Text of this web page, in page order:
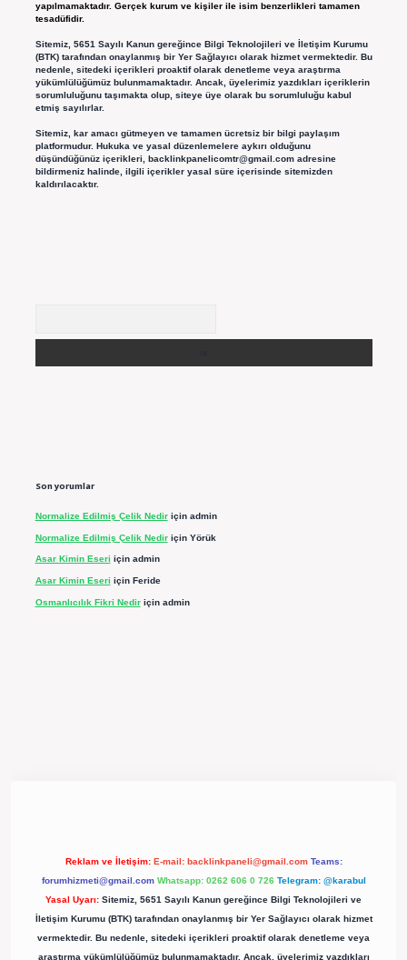
yapılmamaktadır. Gerçek kurum ve kişiler ile isim benzerlikleri tamamen
tesadüfidir.
Sitemiz, 5651 Sayılı Kanun gereğince Bilgi Teknolojileri ve İletişim Kurumu
(BTK) tarafından onaylanmış bir Yer Sağlayıcı olarak hizmet vermektedir. Bu
nedenle, sitedeki içerikleri proaktif olarak denetleme veya araştırma
yükümlülüğümüz bulunmamaktadır. Ancak, üyelerimiz yazdıkları içeriklerin
sorumluluğunu taşımakta olup, siteye üye olarak bu sorumluluğu kabul
etmiş sayılırlar.
Sitemiz, kar amacı gütmeyen ve tamamen ücretsiz bir bilgi paylaşım
platformudur. Hukuka ve yasal düzenlemelere aykırı olduğunu
düşündüğünüz içerikleri, backlinkpanelicomtr@gmail.comadresine
bildirmeniz halinde, ilgili içerikler yasal süre içerisinde sitemizden
kaldırılacaktır.
Son yorumlar
Normalize Edilmiş Çelik Nediriçin admin
Normalize Edilmiş Çelik Nediriçin Yörük
Asar Kimin Eseri için admin
Asar Kimin Eseri için Feride
Osmanlıcılık Fikri Nediriçin admin
Reklam ve İletişim: E-mail: backlinkpaneli@gmail.com Teams:
forumhizmeti@gmail.com Whatsapp: 0262 606 0 726 Telegram: @karabul
Yasal Uyarı: Sitemiz, 5651 Sayılı Kanun gereğince Bilgi Teknolojileri ve
İletişim Kurumu (BTK) tarafından onaylanmış bir Yer Sağlayıcı olarak hizmet
vermektedir. Bu nedenle, sitedeki içerikleri proaktif olarak denetleme veya
araştırma yükümlülüğümüz bulunmamaktadır. Ancak, üyelerimiz yazdıkları